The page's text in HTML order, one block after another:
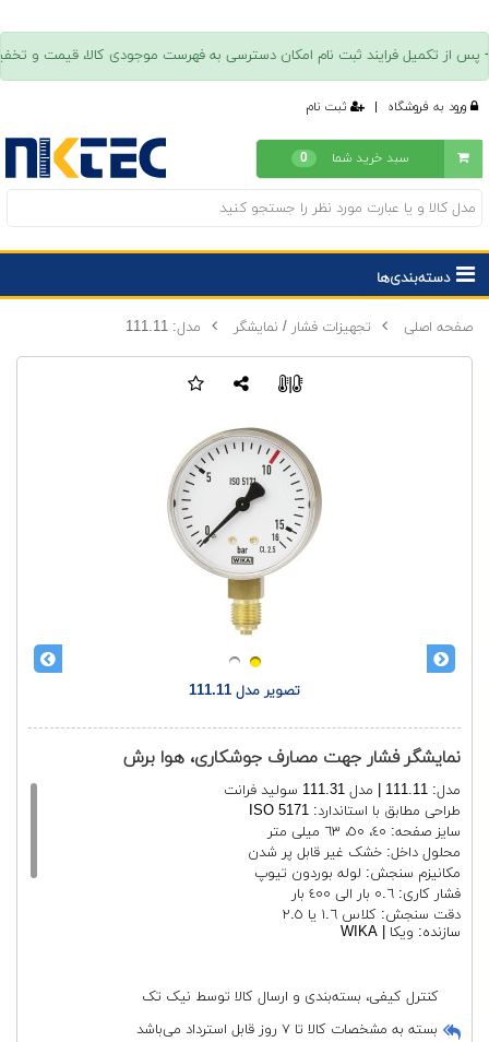
ورود به فروشگاه | ثبت نام
سبد خرید شما 0
دسته‌بندی‌ها
صفحه اصلی تجهیزات فشار / نمایشگر مدل: 111.11
|
تصویر مدل 111.11
نمایشگر فشار جهت مصارف جوشکاری، هوا برش
مدل: 111.11 | مدل 111.31 سولید فرانت
طراحی مطابق با استاندارد: ISO 5171
سایز صفحه: ٤٠، ٥٠، ٦٣ میلی متر
محلول داخل: خشک غیر قابل پر شدن
مکانیزم سنجش: لوله بوردون تیوپ
فشار کاری: ٠.٦ بار الی ٤٠٠ بار
دقت سنجش: کلاس ١.٦ یا ٢.٥
جنس بدنه: استیل آبکاری شده رنگ طلایی، استیل
سازنده: ویکا | WIKA
کنترل کیفی، بسته‌بندی و ارسال کالا توسط نیک تک
بسته به مشخصات کالا تا ۷ روز قابل استرداد می‌باشد